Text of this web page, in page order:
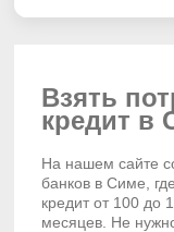
Взять
кредит в
На нашем сайте
банков в Симе,
кредит от 100 до
месяцев. Не